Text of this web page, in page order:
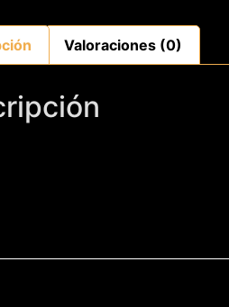
Valoraciones (0)